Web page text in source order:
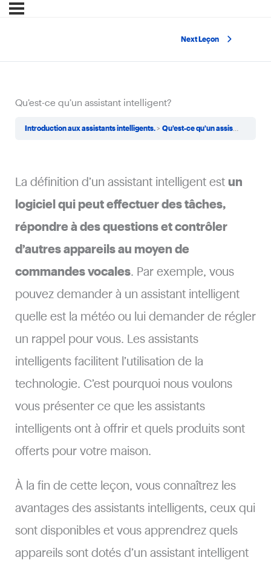
Next Leçon
Qu’est-ce qu’un assistant intelligent?
Introduction aux assistants intelligents. Qu’est-ce qu’un assistant intelligent?
La définition d’un assistant intelligent est un
logiciel qui peut effectuer des tâches,
répondre à des questions et contrôler
d’autres appareils au moyen de
commandes vocales. Par exemple, vous
pouvez demander à un assistant intelligent
quelle est la météo ou lui demander de régler
un rappel pour vous. Les assistants
intelligents facilitent l’utilisation de la
technologie. C’est pourquoi nous voulons
vous présenter ce que les assistants
intelligents ont à offrir et quels produits sont
offerts pour votre maison.
À la fin de cette leçon, vous connaîtrez les
avantages des assistants intelligents, ceux qui
sont disponibles et vous apprendrez quels
appareils sont dotés d’un assistant intelligent